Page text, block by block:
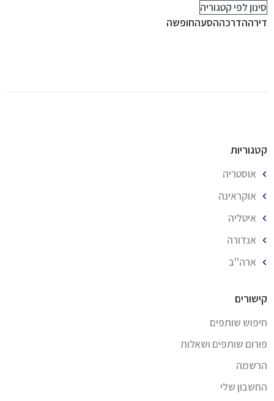
סינון לפי קטגוריה
דירההדרכההסעהחופשה
קטגוריות
אוסטריה
אוקראינה
איטליה
אנדורה
ארה''ב
קישורים
חיפוש שותפים
פורום שותפים ושאלות
הרשמה
החשבון שלי